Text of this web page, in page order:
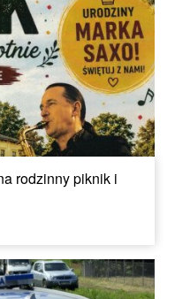
rodzinny piknik i